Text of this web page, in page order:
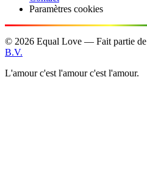
Paramètres cookies
© 2026 Equal Love — Fait partie de
B.V.
L'amour c'est l'amour c'est l'amour.